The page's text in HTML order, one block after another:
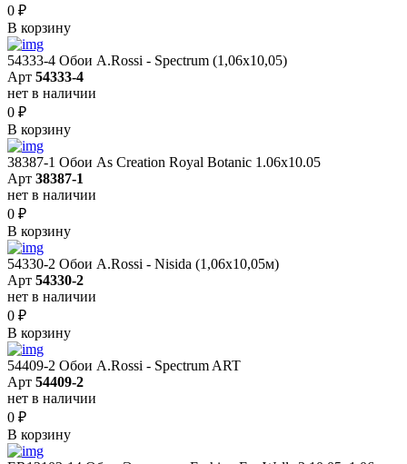
0 ₽
В корзину
54333-4 Обои A.Rossi - Spectrum (1,06x10,05)
Арт 54333-4
нет в наличии
0 ₽
В корзину
38387-1 Обои As Creation Royal Botanic 1.06x10.05
Арт 38387-1
нет в наличии
0 ₽
В корзину
54330-2 Обои A.Rossi - Nisida (1,06x10,05м)
Арт 54330-2
нет в наличии
0 ₽
В корзину
54409-2 Обои A.Rossi - Spectrum ART
Арт 54409-2
нет в наличии
0 ₽
В корзину